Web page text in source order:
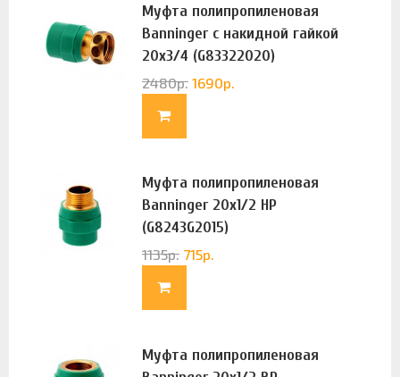
Муфта полипропиленовая
Banninger с накидной гайкой
20х3/4 (G83322020)
2480р. 1690р.
Муфта полипропиленовая
Banninger 20х1/2 НР
(G8243G2015)
1135р. 715р.
Муфта полипропиленовая